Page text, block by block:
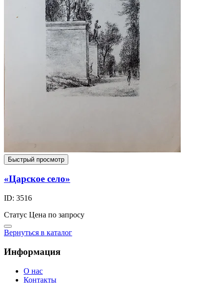
Быстрый просмотр
«Царское село»
ID: 3516
Статус Цена по запросу
Вернуться в каталог
Информация
О нас
Контакты